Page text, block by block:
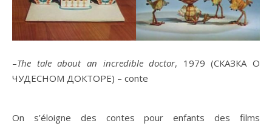
–The tale about an incredible doctor, 1979 (СКАЗКА О
ЧУДЕСНОМ ДОКТОРЕ) – conte
On s’éloigne des contes pour enfants des films